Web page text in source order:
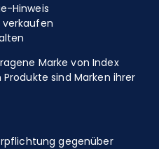
Hinweis
Marke von Index
sind Marken ihrer
gegenüber